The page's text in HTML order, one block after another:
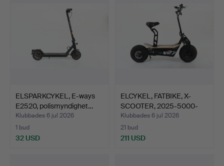
ELSPARKCYKEL, E-ways
E2520, polismyndighet…
Klubbades 6 jul 2026
1 bud
32 USD
ELCYKEL, FATBIKE, X-
SCOOTER, 2025-5000-
BG1…
Klubbades 6 jul 2026
21 bud
211 USD